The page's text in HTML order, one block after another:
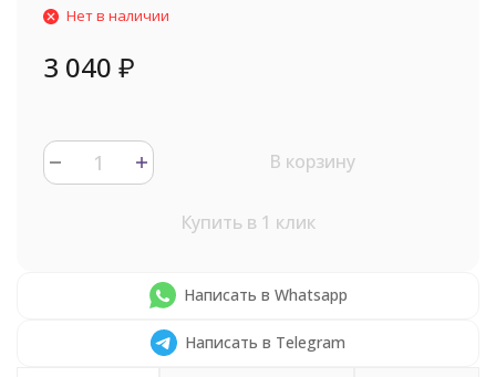
Нет в наличии
3 040 ₽
В корзину
Купить в 1 клик
Написать в Whatsapp
Написать в Telegram